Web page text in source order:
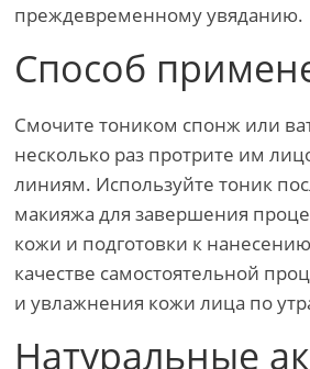
преждевременному увяданию.
Способ
Смочите тоником спонж или
несколько раз протрите им
линиям. Используйте тоник
макияжа для завершения
кожи и подготовки к
качестве самостоятельной
и увлажнения кожи лица по
Натуральные